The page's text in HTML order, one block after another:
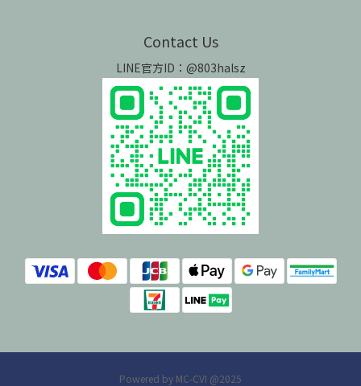
Contact Us
LINE官方ID：@803halsz
Powered by MC-CVI @2025